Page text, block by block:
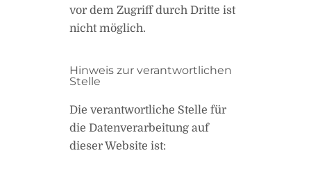
vor dem Zugriff durch Dritte ist
nicht möglich.
Hinweis zur verantwortlichen
Stelle
Die verantwortliche Stelle für
die Datenverarbeitung auf
dieser Website ist: